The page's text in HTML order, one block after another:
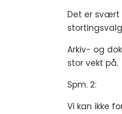
Det er svært
Arkiv- og
stor vekt på.
Spm. 2:
Vi kan ikke